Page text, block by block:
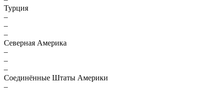
Турция
–
–
–
Северная Америка
–
–
–
Соединённые Штаты Америки
–